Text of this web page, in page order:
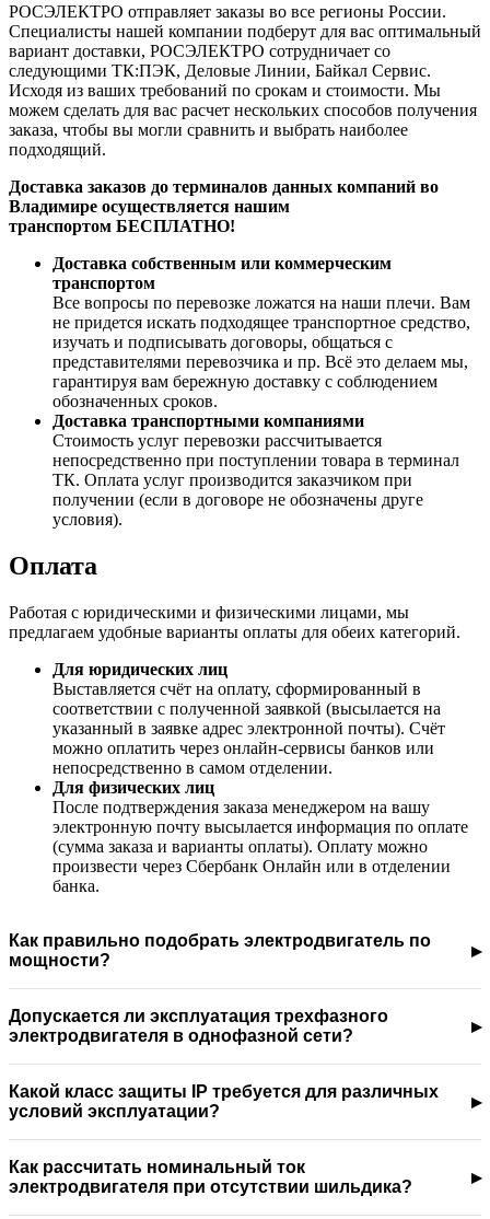
РОСЭЛЕКТРО отправляет заказы во все регионы России.
Специалисты нашей компании подберут для вас оптимальный
вариант доставки, РОСЭЛЕКТРО сотрудничает со
следующими ТК:ПЭК, Деловые Линии, Байкал Сервис.
Исходя из ваших требований по срокам и стоимости. Мы
можем сделать для вас расчет нескольких способов получения
заказа, чтобы вы могли сравнить и выбрать наиболее
подходящий.
Доставка заказов до терминалов данных компаний во
Владимире осуществляется нашим
транспортом БЕСПЛАТНО!
Доставка собственным или коммерческим
транспортом
Все вопросы по перевозке ложатся на наши плечи. Вам
не придется искать подходящее транспортное средство,
изучать и подписывать договоры, общаться с
представителями перевозчика и пр. Всё это делаем мы,
гарантируя вам бережную доставку с соблюдением
обозначенных сроков.
Доставка транспортными компаниями
Стоимость услуг перевозки рассчитывается
непосредственно при поступлении товара в терминал
ТК. Оплата услуг производится заказчиком при
получении (если в договоре не обозначены друге
условия).
Оплата
Работая с юридическими и физическими лицами, мы
предлагаем удобные варианты оплаты для обеих категорий.
Для юридических лиц
Выставляется счёт на оплату, сформированный в
соответствии с полученной заявкой (высылается на
указанный в заявке адрес электронной почты). Счёт
можно оплатить через онлайн-сервисы банков или
непосредственно в самом отделении.
Для физических лиц
После подтверждения заказа менеджером на вашу
электронную почту высылается информация по оплате
(сумма заказа и варианты оплаты). Оплату можно
произвести через Сбербанк Онлайн или в отделении
банка.
Как правильно подобрать электродвигатель по
мощности?
Допускается ли эксплуатация трехфазного
электродвигателя в однофазной сети?
Какой класс защиты IP требуется для различных
условий эксплуатации?
Как рассчитать номинальный ток
электродвигателя при отсутствии шильдика?